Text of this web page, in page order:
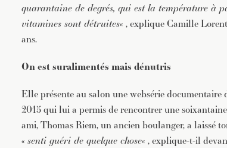
quarantaine de degrés, qui est la température à
vitamines sont détruites« , explique Camille
ans.
On est suralimentés mais dénutris
Elle présente au salon une websérie
2015 qui lui a permis de rencontrer une
ami, Thomas Riem, un ancien boulanger, a laissé
« senti guéri de quelque chose« , explique-t-il